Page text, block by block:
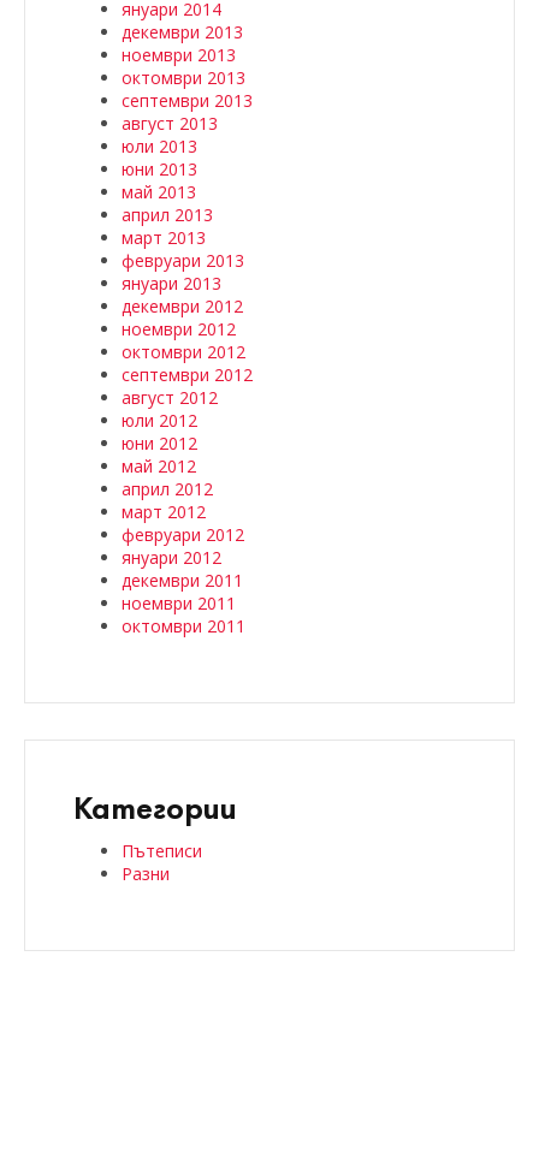
януари 2014
декември 2013
ноември 2013
октомври 2013
септември 2013
август 2013
юли 2013
юни 2013
май 2013
април 2013
март 2013
февруари 2013
януари 2013
декември 2012
ноември 2012
октомври 2012
септември 2012
август 2012
юли 2012
юни 2012
май 2012
април 2012
март 2012
февруари 2012
януари 2012
декември 2011
ноември 2011
октомври 2011
Категории
Пътеписи
Разни